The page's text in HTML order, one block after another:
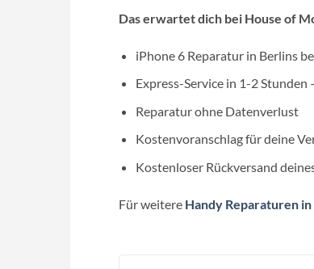
Das erwartet dich bei House of
iPhone 6 Reparatur in Berlins
Express-Service in 1-2 Stunden
Reparatur ohne Datenverlust
Kostenvoranschlag für deine
Kostenloser Rückversand
Für weitere Handy Reparaturen